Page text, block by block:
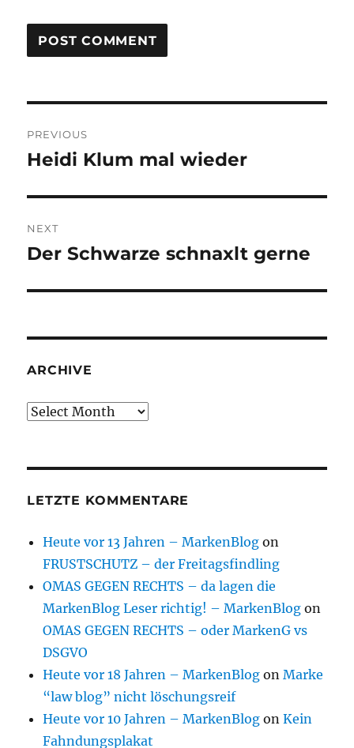
navigation
PREVIOUS
Previous
Heidi Klum mal wieder
NEXT
Next
Der Schwarze schnaxlt gerne
ARCHIVE
Archive
LETZTE KOMMENTARE
Heute vor 13 Jahren – MarkenBlog on
FRUSTSCHUTZ – der Freitagsfindling
OMAS GEGEN RECHTS – da lagen die
MarkenBlog Leser richtig! – MarkenBlog on
OMAS GEGEN RECHTS – oder MarkenG vs
DSGVO
Heute vor 18 Jahren – MarkenBlog onMarke
“law blog” nicht löschungsreif
Heute vor 10 Jahren – MarkenBlog onKein
Fahndungsplakat